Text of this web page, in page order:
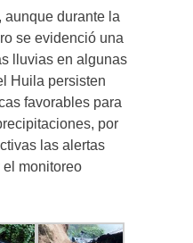
aunque durante la
se evidenció una
lluvias en algunas
Huila persisten
favorables para
por
las alertas
el monitoreo